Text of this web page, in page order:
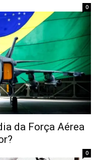
0
da Força Aérea
0